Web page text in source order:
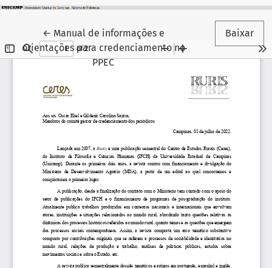
← Voltar aos Detalhes do Artigo
Manual de informações e
orientações para credenciamento no
PPEC
Baixar